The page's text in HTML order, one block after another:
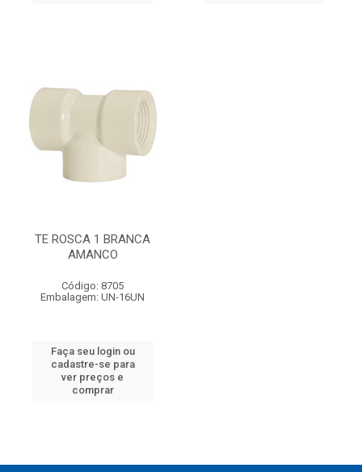
TE ROSCA 1 BRANCA
AMANCO
Código: 8705
Embalagem: UN-16UN
Faça seu login ou
cadastre-se para
ver preços e
comprar